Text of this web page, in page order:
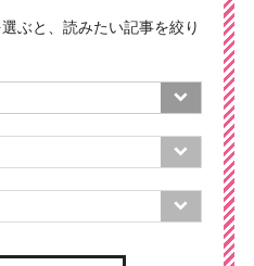
ぶと、読みたい記事を絞り